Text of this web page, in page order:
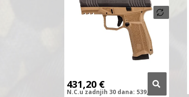
431,20 €
N.C.u zadnjih 30 dana: 539,00